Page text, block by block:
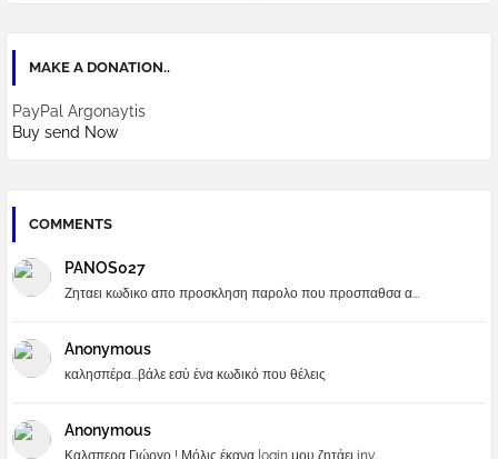
MAKE A DONATION..
PayPal Argonaytis
Buy send Now
COMMENTS
PANOS027
Ζηταει κωδικο απο προσκληση παρολο που προσπαθσα α...
Anonymous
καλησπέρα...βάλε εσύ ένα κωδικό που θέλεις
Anonymous
Καλσπερα Γιώργο ! Μόλις έκανα login μου ζητάει inv...